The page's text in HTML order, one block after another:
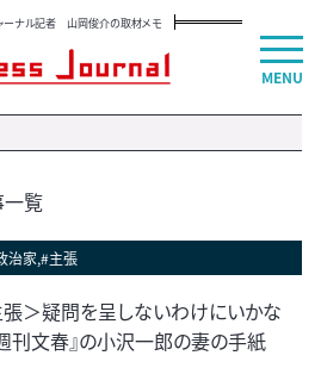
ーナル記者 山岡俊介の取材メモ
覧
治家,#主張
＞疑問を呈しないわけにいかな
刊文春』の小沢一郎の妻の手紙
MENU